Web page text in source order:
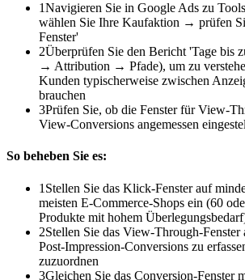
1Navigieren Sie in Google Ads zu
wählen Sie Ihre Kaufaktion → prüfen
Fenster'
2Überprüfen Sie den Bericht 'Tage bis
→ Attribution → Pfade), um zu
Kunden typischerweise zwischen
brauchen
3Prüfen Sie, ob die Fenster für View-
View-Conversions angemessen
So beheben Sie es:
1 Stellen Sie das Klick-Fenster auf
meisten E-Commerce-Shops ein (60
Produkte mit hohem
2Stellen Sie das View-Through-Fenster
Post-Impression-Conversions zu
zuzuordnen
3Gleichen Sie das Conversion-Fenster